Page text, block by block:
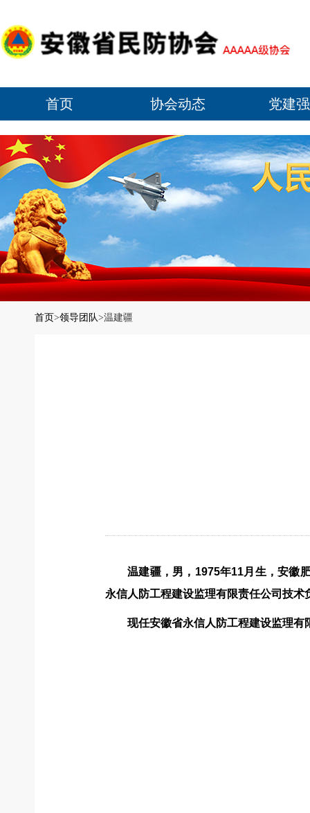
首页 协会动态 党建
首页>领导团队>温建疆
温建疆，男，1975年11月生，安徽
永信人防工程建设监理有限责任公司技术
现任安徽省永信人防工程建设监理有